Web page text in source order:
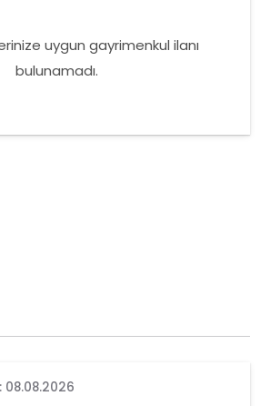
uygun gayrimenkul ilanı
bulunamadı.
08.08.2026